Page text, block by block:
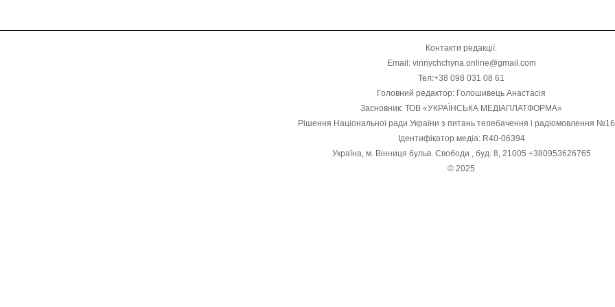
Контакти редакції:
Email: vinnychchyna.online@gmail.com
Тел:+38 098 031 08 61
Головний редактор: Голошивець Анастасія
Засновник: ТОВ «УКРАЇНСЬКА МЕДІАПЛАТФОРМА»
Рішення Національної ради України з питань телебачення і радіомовлення
Ідентифікатор медіа: R40-06394
Україна, м. Вінниця бульв. Свободи , буд. 8, 21005 +380953626765
© 2025